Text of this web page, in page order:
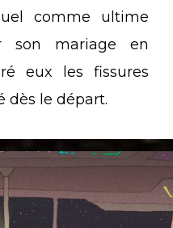
comme ultime
son mariage en
eux les fissures
dès le départ.